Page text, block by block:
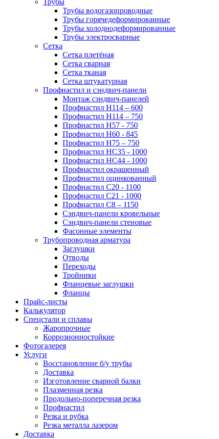
Трубы
Трубы водогазопроводные
Трубы горячедеформированные
Трубы холоднодеформированные
Трубы электросварные
Сетка
Сетка плетёная
Сетка сварная
Сетка тканая
Сетка штукатурная
Профнастил и сэндвич-панели
Монтаж сэндвич-панелей
Профнастил Н114 – 600
Профнастил Н114 – 750
Профнастил Н57 - 750
Профнастил Н60 - 845
Профнастил Н75 – 750
Профнастил НС35 - 1000
Профнастил НС44 - 1000
Профнастил окрашенный
Профнастил оцинкованный
Профнастил С20 - 1100
Профнастил С21 - 1000
Профнастил С8 – 1150
Сэндвич-панели кровельные
Сэндвич-панели стеновые
Фасонные элементы
Трубопроводная арматура
Заглушки
Отводы
Переходы
Тройники
Фланцевые заглушки
Фланцы
Прайс-листы
Калькулятор
Спецстали и сплавы
Жаропрочные
Коррозионностойкие
Фотогалерея
Услуги
Восстановление б/у трубы
Доставка
Изготовление сварной балки
Плазменная резка
Продольно-поперечная резка
Профнастил
Резка и рубка
Резка металла лазером
Доставка